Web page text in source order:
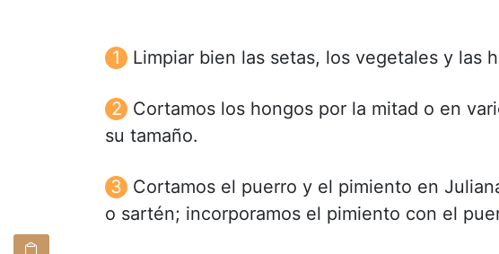
Limpiar bien las setas, los vegetales y las
Cortamos los hongos por la mitad o en
su tamaño.
Cortamos el puerro y el pimiento en
o sartén; incorporamos el pimiento con el